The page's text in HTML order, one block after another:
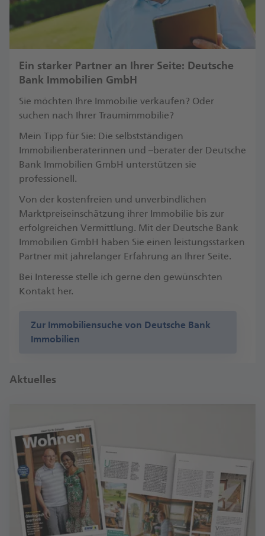
Ein starker Partner an Ihrer Seite: Deutsche
Bank Immobilien GmbH
Sie möchten Ihre Immobilie verkaufen? Oder
suchen nach Ihrer Traumimmobilie?
Mein Tipp für Sie: Die selbstständigen
Immobilienberaterinnen und –berater der Deutsche
Bank Immobilien GmbH unterstützen sie
professionell.
Von der kostenfreien und unverbindlichen
Marktpreiseinschätzung ihrer Immobilie bis zur
erfolgreichen Vermittlung. Mit der Deutsche Bank
Immobilien GmbH haben Sie einen leistungsstarken
Partner mit jahrelanger Erfahrung an Ihrer Seite.
Bei Interesse stelle ich gerne den gewünschten
Kontakt her.
Zur Immobiliensuche von Deutsche Bank
Immobilien
Aktuelles